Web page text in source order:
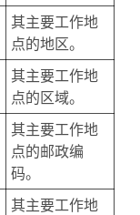
其主要工作地
点的地区。
其主要工作地
点的区域。
其主要工作地
点的邮政编
码。
其主要工作地